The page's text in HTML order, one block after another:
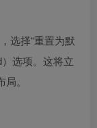
选择“重置为默
）选项。这将立
。